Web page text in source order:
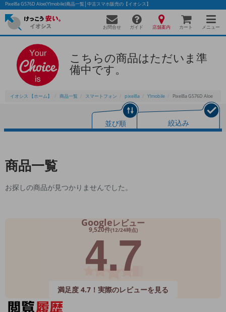
Pixel8a G576D Aloe(Y!mobile)商品一覧│中古スマホ販売の【イオシス】
お問合せ ガイド 店舗案内 カート メニュー
こちらの商品はただいま準
備中です。
イオシス 【ホーム】 商品一覧 スマートフォン pixel8a Y!mobile Pixel8a G576D Aloe
並び順 絞込み
商品一覧
お探しの商品が見つかりませんでした。
Googleレビュー
9,520件(12/24時点)
4.7
満足度 4.7！実際のレビューを見る
かんたんパソコン検索に切り替える
カテゴリー
「スマートフォン」「タブレット」など
商品シリーズ名・ブランド名の絞り込み。
「iPhone」「Xperia」「Galaxy」など
商品の搭載機能による絞り込み